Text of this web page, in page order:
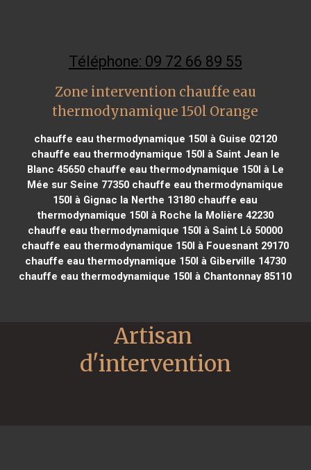
Téléphone: 09 72 66 89 55
Zone intervention chauffe eau
thermodynamique 150l Orange
chauffe eau thermodynamique 150l à Guise 02120
chauffe eau thermodynamique 150l à Saint Jean le
Blanc 45650chauffe eau thermodynamique 150l à Le
Mée sur Seine 77350 chauffe eau thermodynamique
150l à Gignac la Nerthe 13180 chauffe eau
thermodynamique 150l à Roche la Molière 42230
chauffe eau thermodynamique 150l à Saint Lô 50000
chauffe eau thermodynamique 150l à Fouesnant 29170
chauffe eau thermodynamique 150l à Giberville 14730
chauffe eau thermodynamique 150l à Chantonnay 85110
Artisan
d'intervention